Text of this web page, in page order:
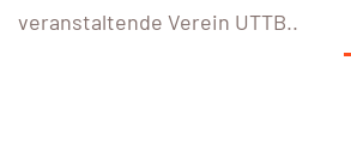
veranstaltende Verein UTTB..